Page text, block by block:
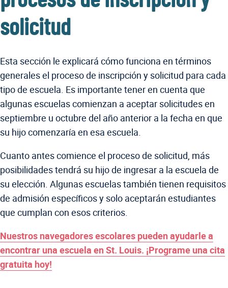
solicitud
Esta sección le explicará cómo funciona en términos
generales el proceso de inscripción y solicitud para cada
tipo de escuela. Es importante tener en cuenta que
algunas escuelas comienzan a aceptar solicitudes en
septiembre u octubre del año anterior a la fecha en que
su hijo comenzaría en esa escuela.
Cuanto antes comience el proceso de solicitud, más
posibilidades tendrá su hijo de ingresar a la escuela de
su elección. Algunas escuelas también tienen requisitos
de admisión específicos y solo aceptarán estudiantes
que cumplan con esos criterios.
Nuestros navegadores escolares pueden ayudarle a
encontrar una escuela en St. Louis. ¡Programe una cita
gratuita hoy!